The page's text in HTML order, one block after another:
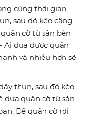
cùng thời gian
sau đó kéo căng
cờ từ sân bên
Ai đưa được quân
và nhiều hơn sẽ
thun, sau đó kéo
đưa quân cờ từ sân
Để quân cờ rơi